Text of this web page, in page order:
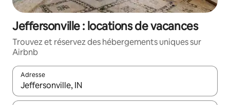
Jeffersonville : locations de vacances
Trouvez et réservez des hébergements uniques sur
Airbnb
Adresse
Lorsque les résultats s'affichent, utilisez les flèches vers le